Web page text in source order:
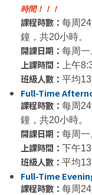
時間！！！
課程時數： 每周
鐘，共20小時。
開課日期： 每周一
上課時間： 上午
班級人數： 平均13
Full-Time
課程時數： 每周
鐘，共20小時。
開課日期： 每周一
上課時間： 下午
班級人數： 平均13
Full-Time
課程時數： 每周